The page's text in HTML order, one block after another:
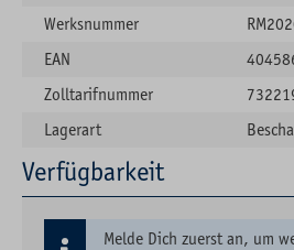
Werksnummer
EAN
Zolltarifnummer
Lagerart
Verfügbarkeit
Melde Dich zuerst an, um